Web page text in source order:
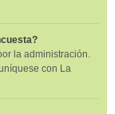
la administración.
con La